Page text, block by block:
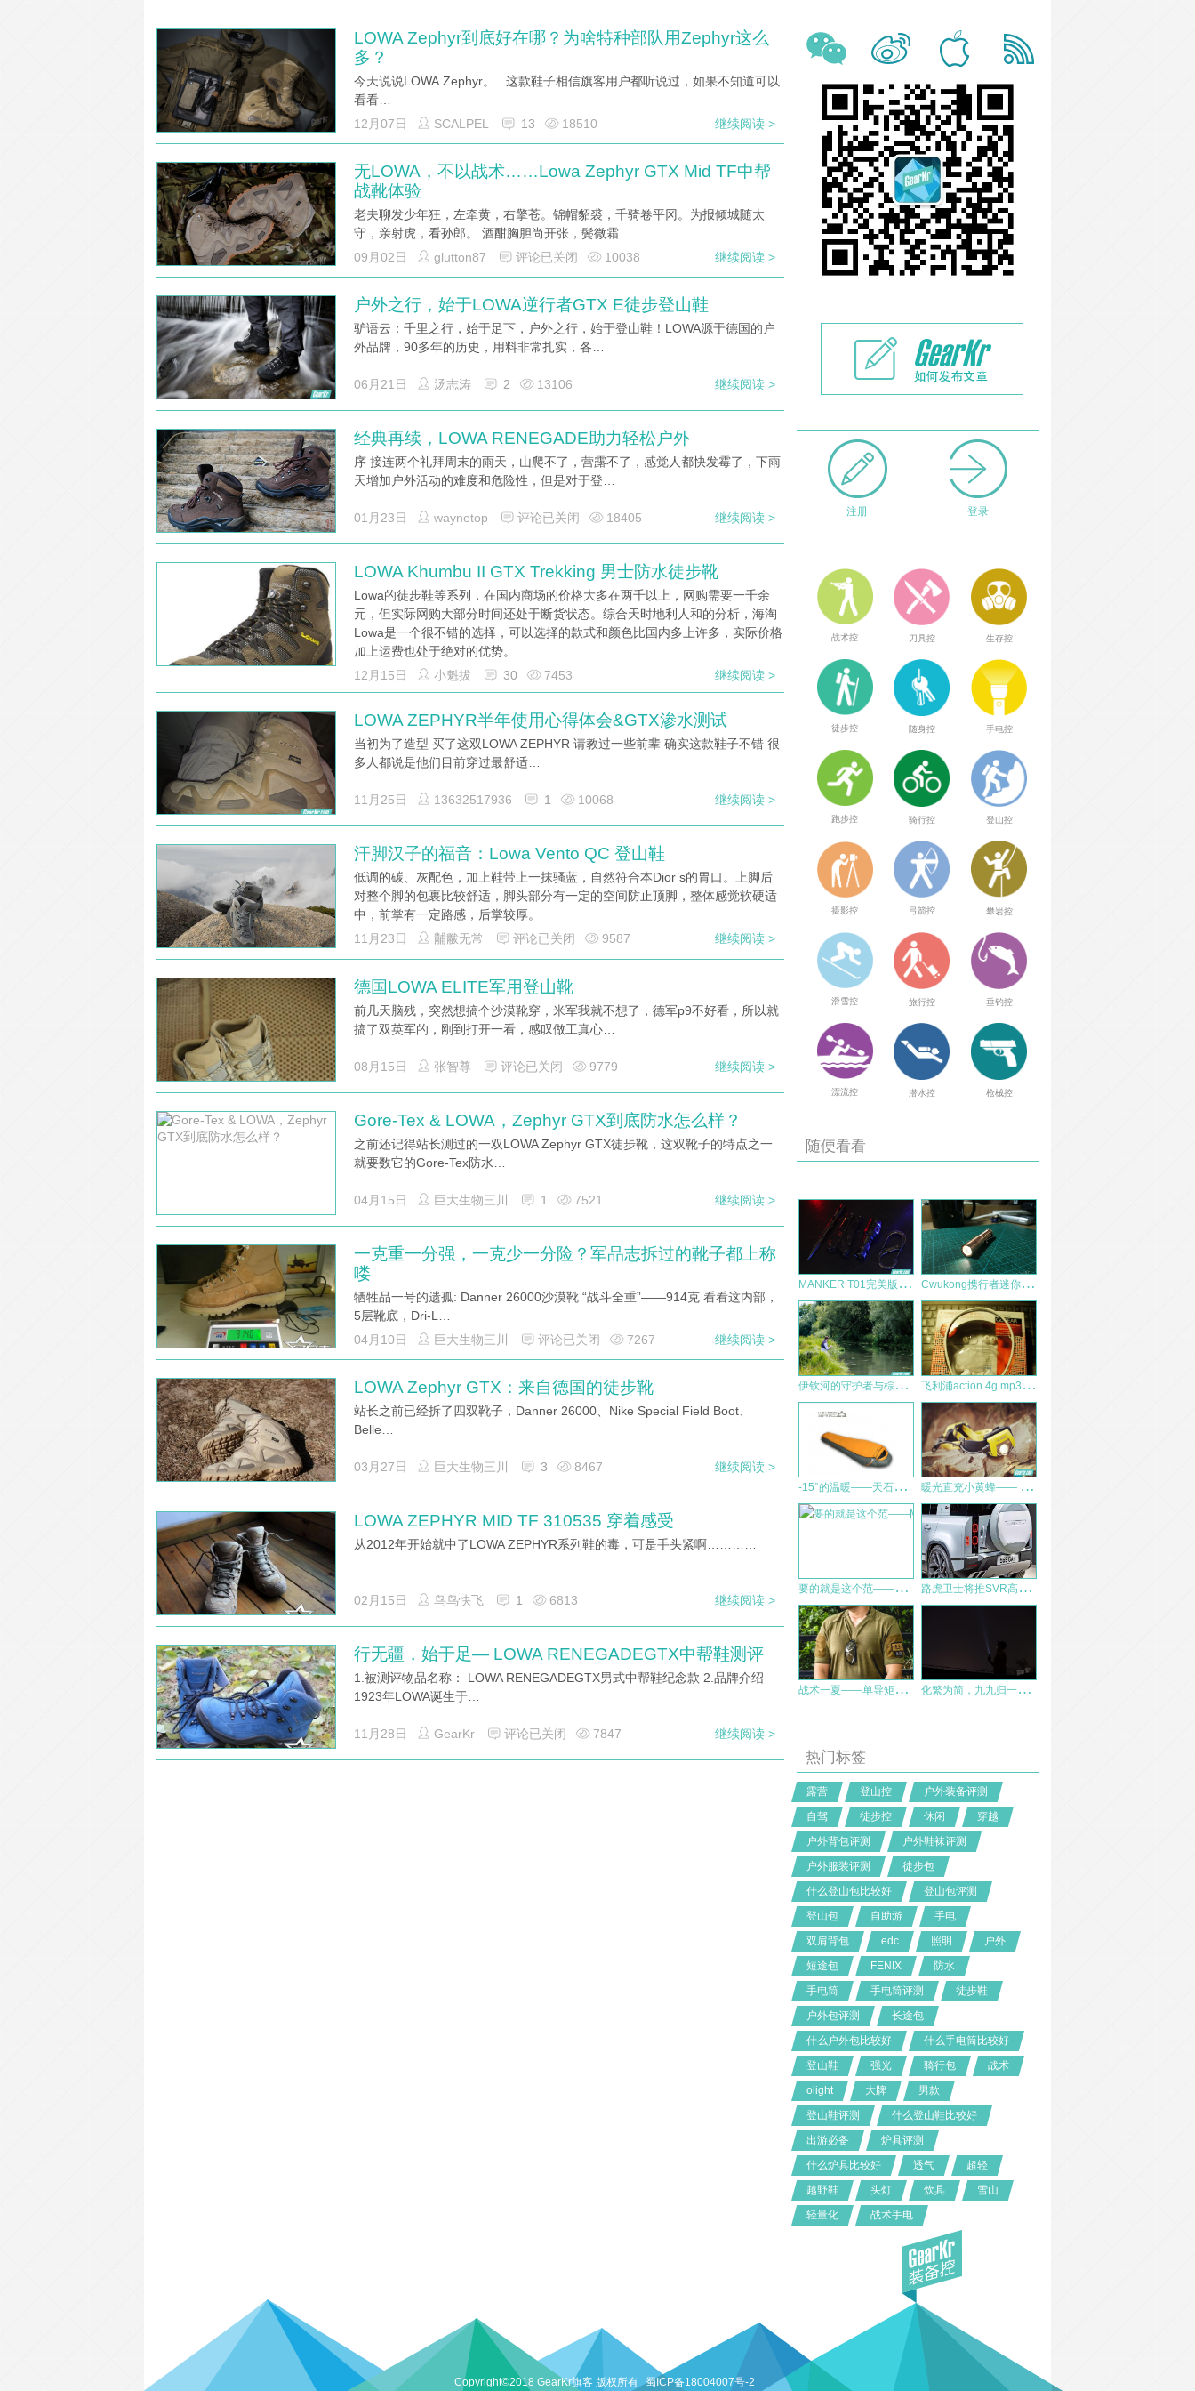
LOWA Zephyr到底好在哪？为啥特种部队用Zephyr这么
多？
今天说说LOWA Zephyr。 这款鞋子相信旗客用户都听说过，如果不知道可以
看看…
12月07日
SCALPEL 13 18510 继续阅读 >
无LOWA，不以战术……Lowa Zephyr GTX Mid TF中帮
战靴体验
老夫聊发少年狂，左牵黄，右擎苍。锦帽貂裘，千骑卷平冈。为报倾城随太
守，亲射虎，看孙郎。 酒酣胸胆尚开张，鬓微霜…
09月02日
glutton87 评论已关闭 10038 继续阅读 >
户外之行，始于LOWA逆行者GTX E徒步登山鞋
驴语云：千里之行，始于足下，户外之行，始于登山鞋！LOWA源于德国的户
外品牌，90多年的历史，用料非常扎实，各…
06月21日 汤志涛 2 13106 继续阅读 >
经典再续，LOWA RENEGADE助力轻松户外
序 接连两个礼拜周末的雨天，山爬不了，营露不了，感觉人都快发霉了，下雨
天增加户外活动的难度和危险性，但是对于登…
01月23日 waynetop 评论已关闭 18405 继续阅读 >
LOWA Khumbu II GTX Trekking 男士防水徒步靴
Lowa的徒步鞋等系列，在国内商场的价格大多在两千以上，网购需要一千余
元，但实际网购大部分时间还处于断货状态。综合天时地利人和的分析，海淘
Lowa是一个很不错的选择，可以选择的款式和颜色比国内多上许多，实际价格
加上运费也处于绝对的优势。
12月15日
小魁拔 30 7453 继续阅读 >
LOWA ZEPHYR半年使用心得体会&GTX渗水测试
当初为了造型 买了这双LOWA ZEPHYR 请教过一些前辈 确实这款鞋子不错 很
多人都说是他们目前穿过最舒适…
11月25日 13632517936 1 10068 继续阅读 >
汗脚汉子的福音：Lowa Vento QC 登山鞋
低调的碳、灰配色，加上鞋带上一抹骚蓝，自然符合本Dior’s的胃口。上脚后
对整个脚的包裹比较舒适，脚头部分有一定的空间防止顶脚，整体感觉软硬适
中，前掌有一定路感，后掌较厚。
11月23日
黼黻无常 评论已关闭 9587 继续阅读 >
德国LOWA ELITE军用登山靴
前几天脑残，突然想搞个沙漠靴穿，米军我就不想了，德军p9不好看，所以就
搞了双英军的，刚到打开一看，感叹做工真心…
08月15日 张智尊 评论已关闭 9779 继续阅读 >
Gore-Tex & LOWA，Zephyr GTX到底防水怎么样？
之前还记得站长测过的一双LOWA Zephyr GTX徒步靴，这双靴子的特点之一
就要数它的Gore-Tex防水…
04月15日 巨大生物三川 1 7521 继续阅读 >
一克重一分强，一克少一分险？军品志拆过的靴子都上称
喽
牺牲品一号的遗孤: Danner 26000沙漠靴 “战斗全重”——914克 看看这内部，
5层靴底，Dri-L…
04月10日
巨大生物三川 评论已关闭 7267 继续阅读 >
LOWA Zephyr GTX：来自德国的徒步靴
站长之前已经拆了四双靴子，Danner 26000、Nike Special Field Boot、
Belle…
03月27日 巨大生物三川 3 8467 继续阅读 >
LOWA ZEPHYR MID TF 310535 穿着感受
从2012年开始就中了LOWA ZEPHYR系列鞋的毒，可是手头紧啊…………
02月15日 鸟鸟快飞 1 6813 继续阅读 >
行无疆，始于足— LOWA RENEGADEGTX中帮鞋测评
1.被测评物品名称： LOWA RENEGADEGTX男式中帮鞋纪念款 2.品牌介绍
1923年LOWA诞生于…
11月28日 GearKr 评论已关闭 7847 继续阅读 >
注册 登录
战术控 刀具控 生存控
徒步控 随身控 手电控
跑步控 骑行控 登山控
摄影控 弓箭控 攀岩控
滑雪控 旅行控 垂钓控
漂流控 潜水控 枪械控
随便看看
M
ANKER T01完美版入手体验 C
wukong携行者迷你手电筒小评
伊
钦河的守护者与棕鳟—保护西式毛钩钓的起源之地 飞
利浦action 4g mp3跑步运动型头戴式播放器 测评报告
-
15°的温暖——天石冰川睡袋之体验 冬季户外睡袋体验评测 装备体验 暖
光直充小黄蜂—— GLAREE M50L-P使用评测
要
的就是这个范——MAGFORCE麦格霍斯隐匿者三角战术包 路
虎卫士将推SVR高性能版，剑指奔驰G63 AMG
战
术一夏——单导矩阵系列V领POLO衫 化
繁为简，九九归一——评纳丽德TA01战术手电
热门标签
露营 登山控
户外装备评测
自驾
徒步控 休闲
穿越
户外背包评测
户外鞋袜评测
户外服装评测
徒步包
什么登山包比较好
登山包评测
登山包
自助游
手电
双肩背包
edc 照明
户外
短途包
FENIX
防水
手电筒
手电筒评测
徒步鞋
户外包评测
长途包
什么户外包比较好
什么手电筒比较好
登山鞋
强光 骑行包
战术
olight
大牌
男款
登山鞋评测
什么登山鞋比较好
出游必备
炉具评测
什么炉具比较好
透气
超轻
越野鞋
头灯 炊具
雪山
轻量化
战术手电
Copyright©2018 GearKr旗客 版权所有 蜀ICP备18004007号-2